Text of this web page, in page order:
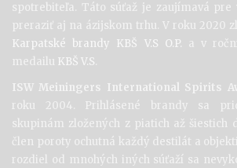
spotrebiteľa. Táto súťaž je zaujímavá pre
preraziť aj na ázijskom trhu. V roku 2020
Karpatské brandy KBŠ V.S O.P. a v
medailu KBŠ V.S
ISW Meiningers International Spirits
roku 2004. Prihlásené brandy sa
skupinám zložených z piatich až šiestich
člen poroty ochutná každý destilát a
rozdiel od mnohých iných súťaží sa